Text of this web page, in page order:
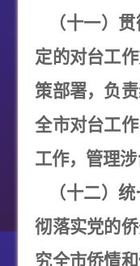
（十一）
定的对台工
策部署，负
全市对台工
工作，管理涉
（十二）
彻落实党的
究全市侨情